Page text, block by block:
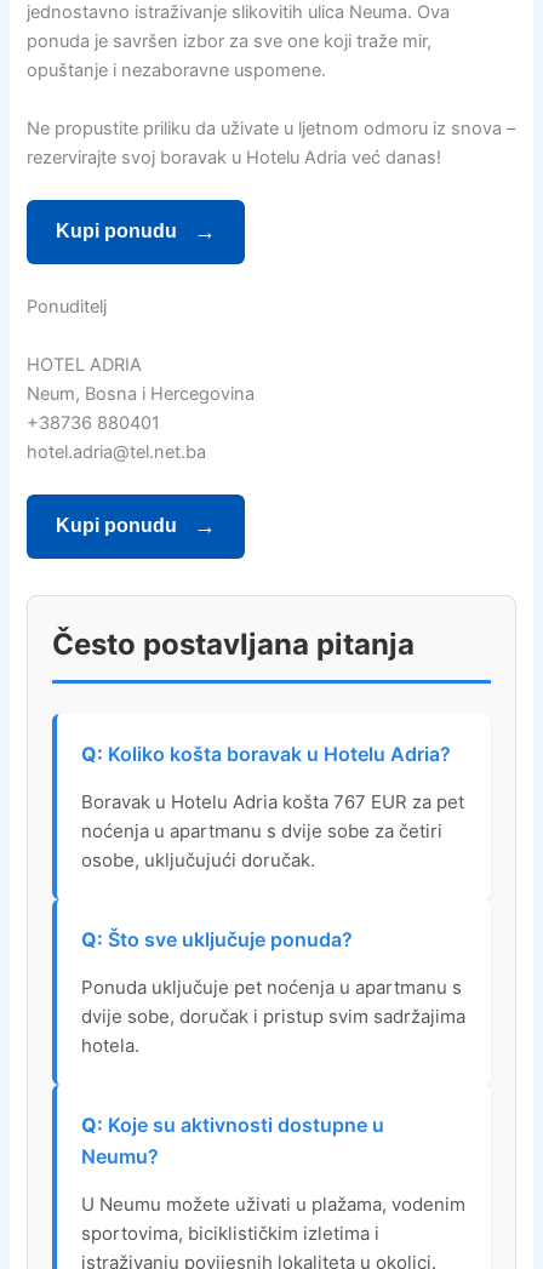
jednostavno istraživanje slikovitih ulica Neuma. Ova
ponuda je savršen izbor za sve one koji traže mir,
opuštanje i nezaboravne uspomene.
Ne propustite priliku da uživate u ljetnom odmoru iz snova –
rezervirajte svoj boravak u Hotelu Adria već danas!
Kupi ponudu
Ponuditelj
HOTEL ADRIA
Neum, Bosna i Hercegovina
+38736 880401
hotel.adria@tel.net.ba
Kupi ponudu
Često postavljana pitanja
Koliko košta boravak u Hotelu Adria?
Boravak u Hotelu Adria košta 767 EUR za pet
noćenja u apartmanu s dvije sobe za četiri
osobe, uključujući doručak.
Što sve uključuje ponuda?
Ponuda uključuje pet noćenja u apartmanu s
dvije sobe, doručak i pristup svim sadržajima
hotela.
Koje su aktivnosti dostupne u
Neumu?
U Neumu možete uživati u plažama, vodenim
sportovima, biciklističkim izletima i
istraživanju povijesnih lokaliteta u okolici.